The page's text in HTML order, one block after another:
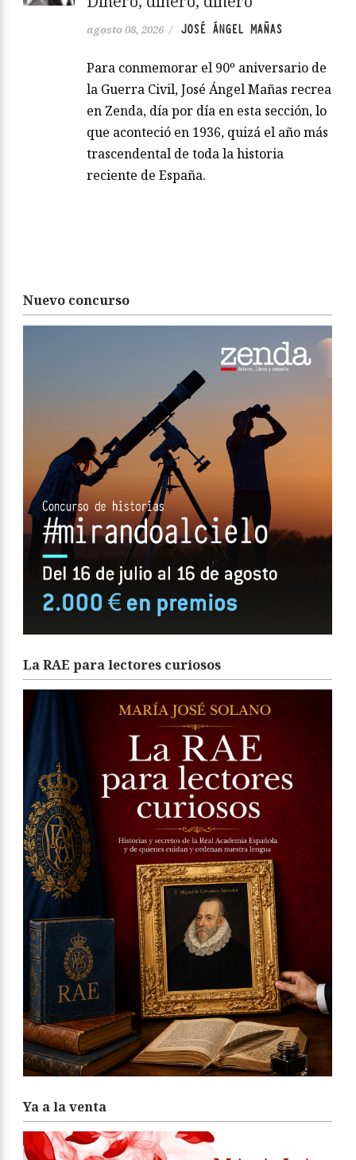
agosto 08, 2026 / JOSÉ ÁNGEL MAÑAS
Para conmemorar el 90º aniversario de
la Guerra Civil, José Ángel Mañas recrea
en Zenda, día por día en esta sección, lo
que aconteció en 1936, quizá el año más
trascendental de toda la historia
reciente de España.
Nuevo concurso
La RAE para lectores curiosos
Ya a la venta